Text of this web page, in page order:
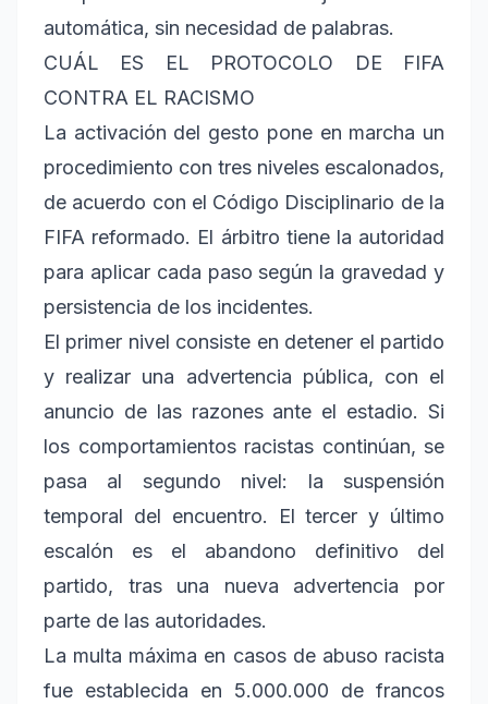
automática, sin necesidad de palabras.
CUÁL ES EL PROTOCOLO DE FIFA
CONTRA EL RACISMO
La activación del gesto pone en marcha un
procedimiento con tres niveles escalonados,
de acuerdo con el Código Disciplinario de la
FIFA reformado. El árbitro tiene la autoridad
para aplicar cada paso según la gravedad y
persistencia de los incidentes.
El primer nivel consiste en detener el partido
y realizar una advertencia pública, con el
anuncio de las razones ante el estadio. Si
los comportamientos racistas continúan, se
pasa al segundo nivel: la suspensión
temporal del encuentro. El tercer y último
escalón es el abandono definitivo del
partido, tras una nueva advertencia por
parte de las autoridades.
La multa máxima en casos de abuso racista
fue establecida en 5.000.000 de francos